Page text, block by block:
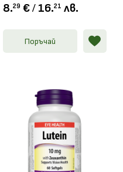
8.29 € / 16.21 лв.
Поръчай